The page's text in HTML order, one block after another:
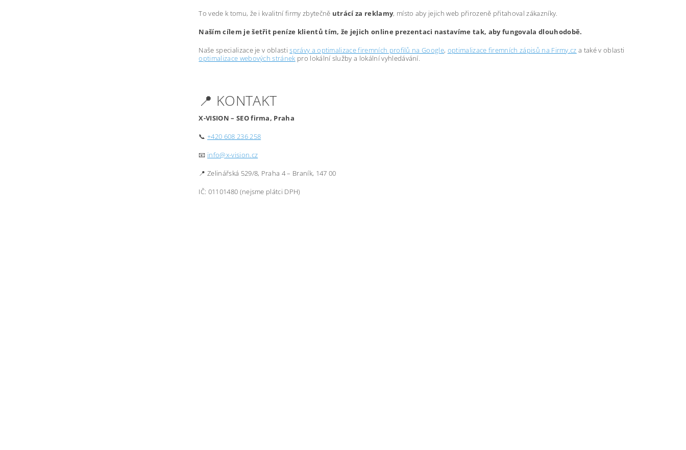
To vede k tomu, že i kvalitní firmy zbytečně utrácí za reklamy, místo aby jejich web přirozeně přitahoval zákazníky.
Naším cílem je šetřit peníze klientů tím, že jejich online prezentaci nastavíme tak, aby fungovala dlouhodobě.
Naše specializace je v oblastisprávy a optimalizace firemních profilů na Google, optimalizace firemních zápisů na Firmy.cz a také v oblasti
optimalizace webových stránek pro lokální služby a lokální vyhledávání.
📍 KONTAKT
X-VISION – SEO firma, Praha
📞+420 608 236 258
📧 info@x-vision.cz
📍 Zelinářská 529/8, Praha 4 – Braník, 147 00
IČ: 01101480 (nejsme plátci DPH)